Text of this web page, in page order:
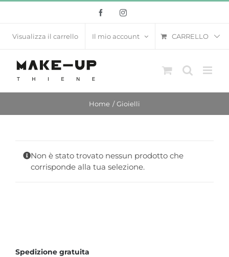
contenuto
FacebookInstagram
Visualizza il carrello Il mio account CARRELLO
Home Gioielli
Non è stato trovato nessun prodotto che
corrisponde alla tua selezione.
Spedizione gratuita